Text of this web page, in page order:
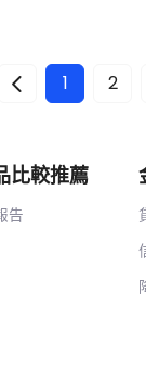
1 2
比較推薦
告